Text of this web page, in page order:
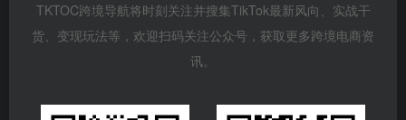
TKTOC跨境导航将时刻关注并搜集TikTok最新风向、实战干
货、变现玩法等，欢迎扫码关注公众号，获取更多跨境电商资
讯。